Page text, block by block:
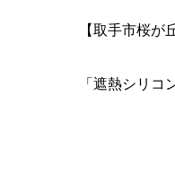
【取手市桜が
「遮熱シリコ